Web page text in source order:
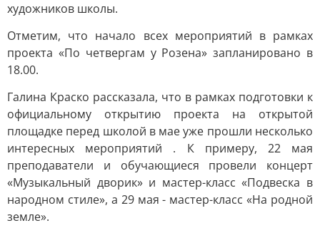
художников школы.
Отметим, что начало всех мероприятий в рамках
проекта «По четвергам у Розена» запланировано в
18.00.
Галина Краско рассказала, что в рамках подготовки к
официальному открытию проекта на открытой
площадке перед школой в мае уже прошли несколько
интересных мероприятий . К примеру, 22 мая
преподаватели и обучающиеся провели концерт
«Музыкальный дворик» и мастер-класс «Подвеска в
народном стиле», а 29 мая - мастер-класс «На родной
земле».